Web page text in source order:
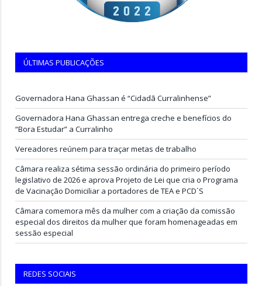
ÚLTIMAS PUBLICAÇÕES
Governadora Hana Ghassan é “Cidadã Curralinhense”
Governadora Hana Ghassan entrega creche e benefícios do
“Bora Estudar” a Curralinho
Vereadores reúnem para traçar metas de trabalho
Câmara realiza sétima sessão ordinária do primeiro período
legislativo de 2026 e aprova Projeto de Lei que cria o Programa
de Vacinação Domiciliar a portadores de TEA e PCD`S
Câmara comemora mês da mulher com a criação da comissão
especial dos direitos da mulher que foram homenageadas em
sessão especial
REDES SOCIAIS